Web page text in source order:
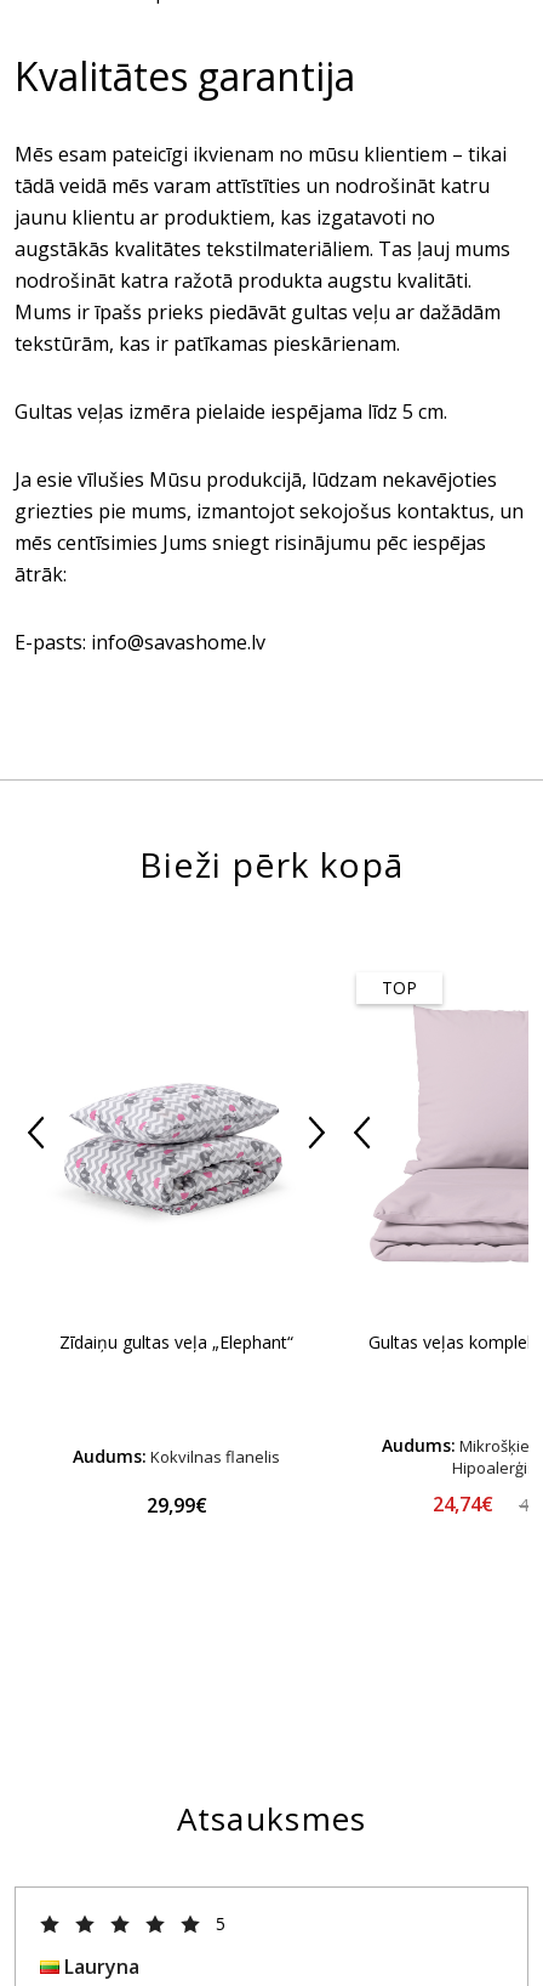
Kvalitātes garantija
Mēs esam pateicīgi ikvienam no mūsu klientiem – tikai
tādā veidā mēs varam attīstīties un nodrošināt katru
jaunu klientu ar produktiem, kas izgatavoti no
augstākās kvalitātes tekstilmateriāliem. Tas ļauj mums
nodrošināt katra ražotā produkta augstu kvalitāti.
Mums ir īpašs prieks piedāvāt gultas veļu ar dažādām
tekstūrām, kas ir patīkamas pieskārienam.
Gultas veļas izmēra pielaide iespējama līdz 5 cm.
Ja esie vīlušies Mūsu produkcijā, lūdzam nekavējoties
griezties pie mums, izmantojot sekojošus kontaktus, un
mēs centīsimies Jums sniegt risinājumu pēc iespējas
ātrāk:
E-pasts: info@savashome.lv
Bieži pērk kopā
Zīdaiņu gultas veļa „Elephant“
Audums: Kokvilnas flanelis
29,99€
TOP
Gultas veļas
Audums:
24,74€
Atsauksmes
5
Lauryna